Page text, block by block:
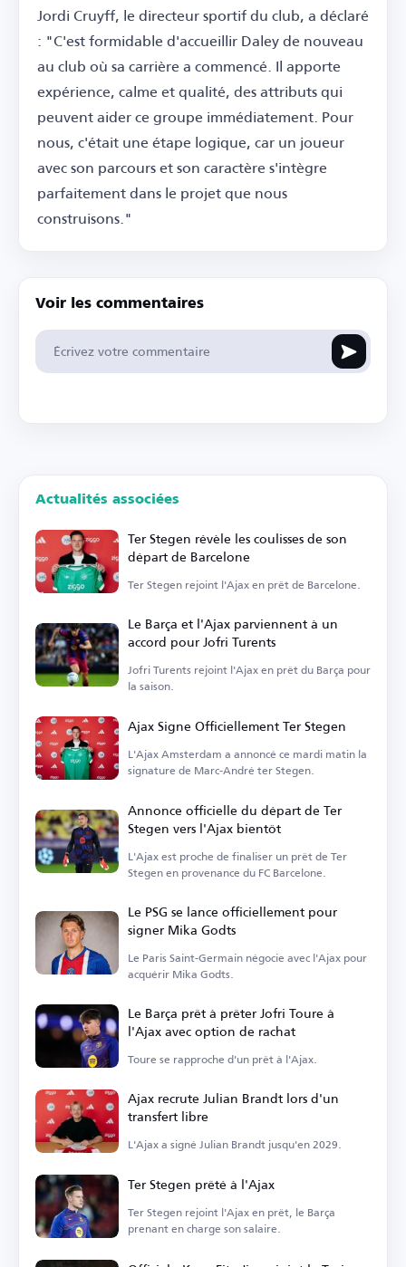
Jordi Cruyff, le directeur sportif du club, a déclaré
: "C'est formidable d'accueillir Daley de nouveau
au club où sa carrière a commencé. Il apporte
expérience, calme et qualité, des attributs qui
peuvent aider ce groupe immédiatement. Pour
nous, c'était une étape logique, car un joueur
avec son parcours et son caractère s'intègre
parfaitement dans le projet que nous
construisons."
Voir les commentaires
Actualités associées
Ter Stegen révèle les coulisses de son
départ de Barcelone
Ter Stegen rejoint l'Ajax en prêt de Barcelone.
Le Barça et l'Ajax parviennent à un
accord pour Jofri Turents
Jofri Turents rejoint l'Ajax en prêt du Barça pour
la saison.
Ajax Signe Officiellement Ter Stegen
L'Ajax Amsterdam a annoncé ce mardi matin la
signature de Marc-André ter Stegen.
Annonce officielle du départ de Ter
Stegen vers l'Ajax bientôt
L'Ajax est proche de finaliser un prêt de Ter
Stegen en provenance du FC Barcelone.
Le PSG se lance officiellement pour
signer Mika Godts
Le Paris Saint-Germain négocie avec l'Ajax pour
acquérir Mika Godts.
Le Barça prêt à prêter Jofri Toure à
l'Ajax avec option de rachat
Toure se rapproche d'un prêt à l'Ajax.
Ajax recrute Julian Brandt lors d'un
transfert libre
L'Ajax a signé Julian Brandt jusqu'en 2029.
Ter Stegen prêté à l'Ajax
Ter Stegen rejoint l'Ajax en prêt, le Barça
prenant en charge son salaire.